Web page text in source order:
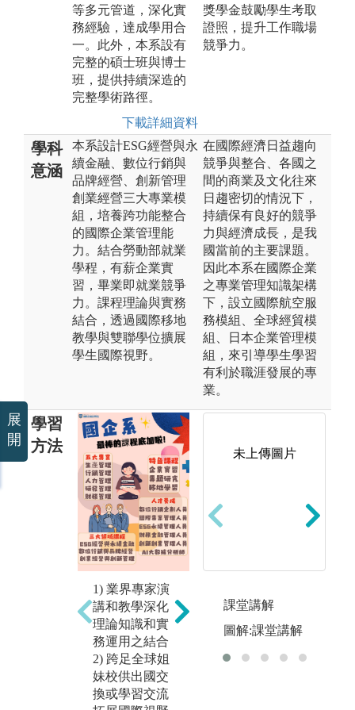
等多元管道，深化實
務經驗，達成學用合
一。此外，本系設有
完整的碩士班與博士
班，提供持續深造的
完整學術路徑。
下載詳細資料
獎學金鼓勵學生考取
證照，提升工作職場
競爭力。
學科
意涵
本系設計ESG經營與永
續金融、數位行銷與
品牌經營、創新管理
創業經營三大專業模
組，培養跨功能整合
的國際企業管理能
力。結合勞動部就業
學程，有薪企業實
習，畢業即就業競爭
力。課程理論與實務
結合，透過國際移地
教學與雙聯學位擴展
學生國際視野。
在國際經濟日益趨向
競爭與整合、各國之
間的商業及文化往來
日趨密切的情況下，
持續保有良好的競爭
力與經濟成長，是我
國當前的主要課題。
因此本系在國際企業
之專業管理知識架構
下，設立國際航空服
務模組、全球經貿模
組、日本企業管理模
組，來引導學生學習
有利於職涯發展的專
業。
學習
方法
1) 業界專家演
講和教學深化
理論知識和實
務運用之結合
2) 跨足全球姐
妹校供出國交
換或學習交流
未上傳圖片
個案專題競
賽：同學進行
團隊分組，每
組一位指導教
未上傳圖片
課堂講解
圖解:課堂講解
展
開